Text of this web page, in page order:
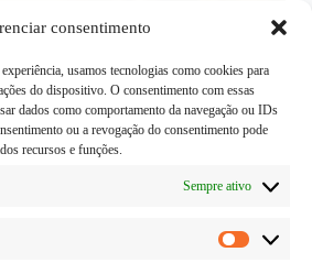
consentimento
usamos tecnologias como cookies para
do dispositivo. O consentimento com essas
dados como comportamento da navegação ou IDs
ou a revogação do consentimento pode
recursos e funções.
Sempre ativo